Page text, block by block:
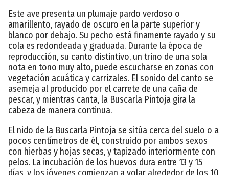
Este ave presenta un plumaje pardo verdoso o
amarillento, rayado de oscuro en la parte superior y
blanco por debajo. Su pecho está finamente rayado y su
cola es redondeada y graduada. Durante la época de
reproducción, su canto distintivo, un trino de una sola
nota en tono muy alto, puede escucharse en zonas con
vegetación acuática y carrizales. El sonido del canto se
asemeja al producido por el carrete de una caña de
pescar, y mientras canta, la Buscarla Pintoja gira la
cabeza de manera continua.
El nido de la Buscarla Pintoja se sitúa cerca del suelo o a
pocos centímetros de él, construido por ambos sexos
con hierbas y hojas secas, y tapizado interiormente con
pelos. La incubación de los huevos dura entre 13 y 15
días, y los jóvenes comienzan a volar alrededor de los 10